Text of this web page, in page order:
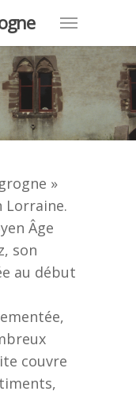
»
Lorraine.
Âge
son
au début
couvre